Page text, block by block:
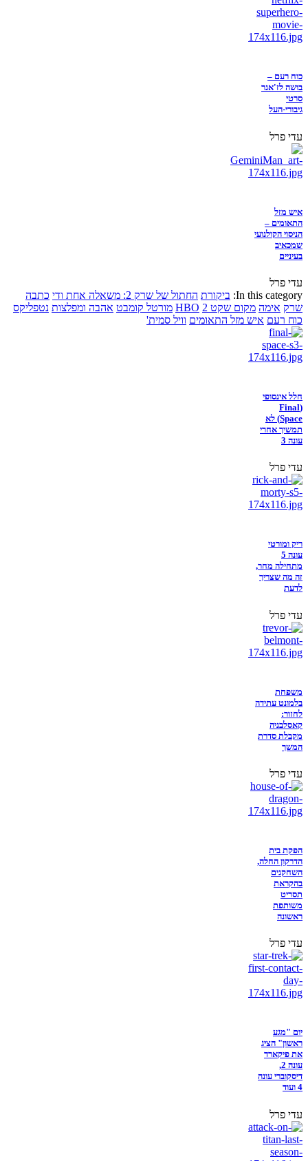
כוח רעם –
בושה לז'אנר
סרטי
גיבורי-העל
עדי פרל
איש מזל
התאומים –
הניסוי הקולנועי
שמכאיב
בעיניים
עדי פרל
In this category: ביקורת החתול של שרק 2: משאלה אחת ודי
כתבה
שרק אימה מקום שקט 2 HBO מורטל קומבט אהבה ומפלצות נטפליקס
כוח רעם איש מזל התאומים וויל סמית'
חלל אינסופי
(Final
Space) לא
תמשיך אחרי
עונה 3
עדי פרל
ריק ומורטי
עונה 5
מתחילה מחר,
זה מה שצריך
לדעת
עדי פרל
משפחת
בלמונט עתידה
לחזור:
קאסלבניה
מקבלת סדרת
המשך
עדי פרל
הפקת בית
הדרקון החלה,
השחקנים
בהקראת
תסריט
משותפת
ראשונה
עדי פרל
יום "מגע
ראשון" הציג
את פיקארד
עונה 2,
דיסקוברי עונה
4 ועוד
עדי פרל